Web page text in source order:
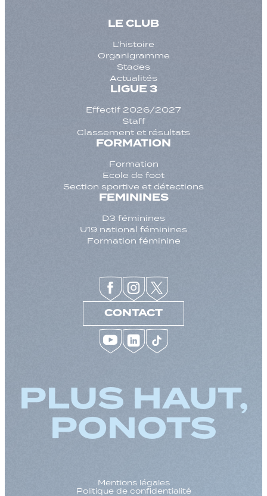
LE CLUB
L’histoire
Organigramme
Stades
Actualités
LIGUE 3
Effectif 2026/2027
Staff
Classement et résultats
FORMATION
Formation
Ecole de foot
Section sportive et détections
FEMININES
D3 féminines
U19 national féminines
Formation féminine
CONTACT
PLUS HAUT,
PONOTS
Mentions légales
Politique de confidentialité